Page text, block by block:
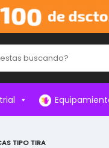
TIPO TIRA